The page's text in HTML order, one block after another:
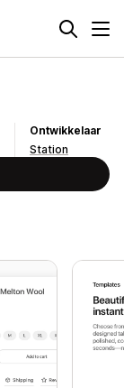
Ontwikkelaar
Station